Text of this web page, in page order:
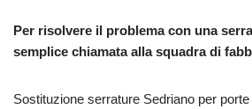
Per risolvere il problema con una
semplice chiamata alla squadra di
Sostituzione serrature Sedriano per